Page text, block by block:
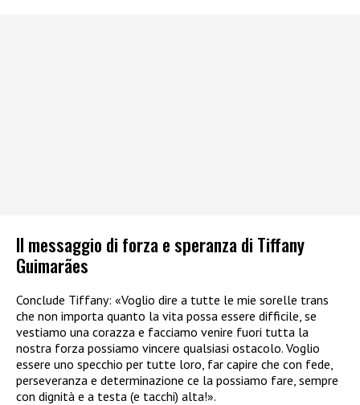
Il messaggio di forza e speranza di Tiffany
Guimarães
Conclude Tiffany: «Voglio dire a tutte le mie sorelle trans
che non importa quanto la vita possa essere difficile, se
vestiamo una corazza e facciamo venire fuori tutta la
nostra forza possiamo vincere qualsiasi ostacolo. Voglio
essere uno specchio per tutte loro, far capire che con fede,
perseveranza e determinazione ce la possiamo fare, sempre
con dignità e a testa (e tacchi) alta!».